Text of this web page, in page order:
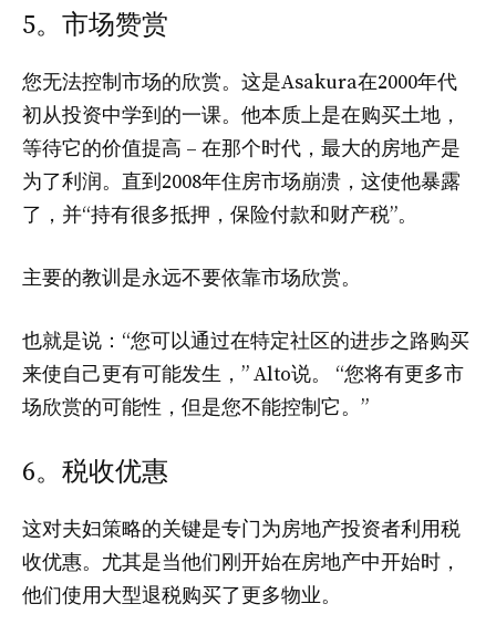
5。市场赞赏
您无法控制市场的欣赏。这是Asakura在2000年代
初从投资中学到的一课。他本质上是在购买土地，
等待它的价值提高 – 在那个时代，最大的房地产是
为了利润。直到2008年住房市场崩溃，这使他暴露
了，并“持有很多抵押，保险付款和财产税”。
主要的教训是永远不要依靠市场欣赏。
也就是说：“您可以通过在特定社区的进步之路购买
来使自己更有可能发生，” Alto说。 “您将有更多市
场欣赏的可能性，但是您不能控制它。”
6。税收优惠
这对夫妇策略的关键是专门为房地产投资者利用税
收优惠。尤其是当他们刚开始在房地产中开始时，
他们使用大型退税购买了更多物业。